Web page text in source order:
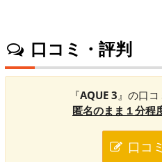
口コミ・評判
『AQUE 3 』の口コ
匿名のまま１分程
口コ